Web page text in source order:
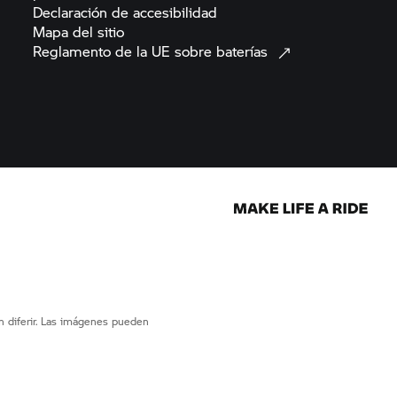
Declaración de accesibilidad
Mapa del sitio
Reglamento de la UE sobre baterías
Las imágenes pueden